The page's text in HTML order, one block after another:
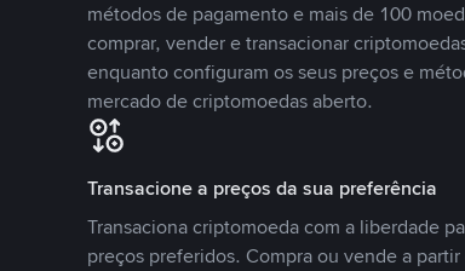
métodos de pagamento e mais de 100
comprar, vender e transacionar
enquanto configuram os seus preços e
mercado de criptomoedas aberto.
Transacione a preços da sua preferência
Transaciona criptomoeda com a liberdade
preços preferidos. Compra ou vende a